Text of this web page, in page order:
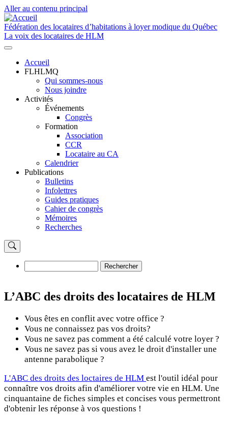
Aller au contenu principal
Fédération des locataires d’habitations à loyer modique du Québec
La voix des locataires de HLM
Navigation
principale
Accueil
FLHLMQ
Qui sommes-nous
Nous joindre
Activités
Événements
Congrès
Formation
Association
CCR
Locataire au CA
Calendrier
Publications
Bulletins
Infolettres
Guides pratiques
Cahier de congrès
Mémoires
Recherches
Rechercher
L’ABC des droits des locataires de HLM
Vous êtes en conflit avec votre office ?
Vous ne connaissez pas vos droits?
Vous ne savez pas comment a été calculé votre loyer ?
Vous ne savez pas si vous avez le droit d'installer une
antenne parabolique ?
L'ABC des droits des loctaires de HLM est l'outil idéal pour
connaître vos droits afin d'améliorer votre vie en HLM. Une
cinquantaine de fiches simples et concises vous permettront
d'obtenir les réponse à vos questions !